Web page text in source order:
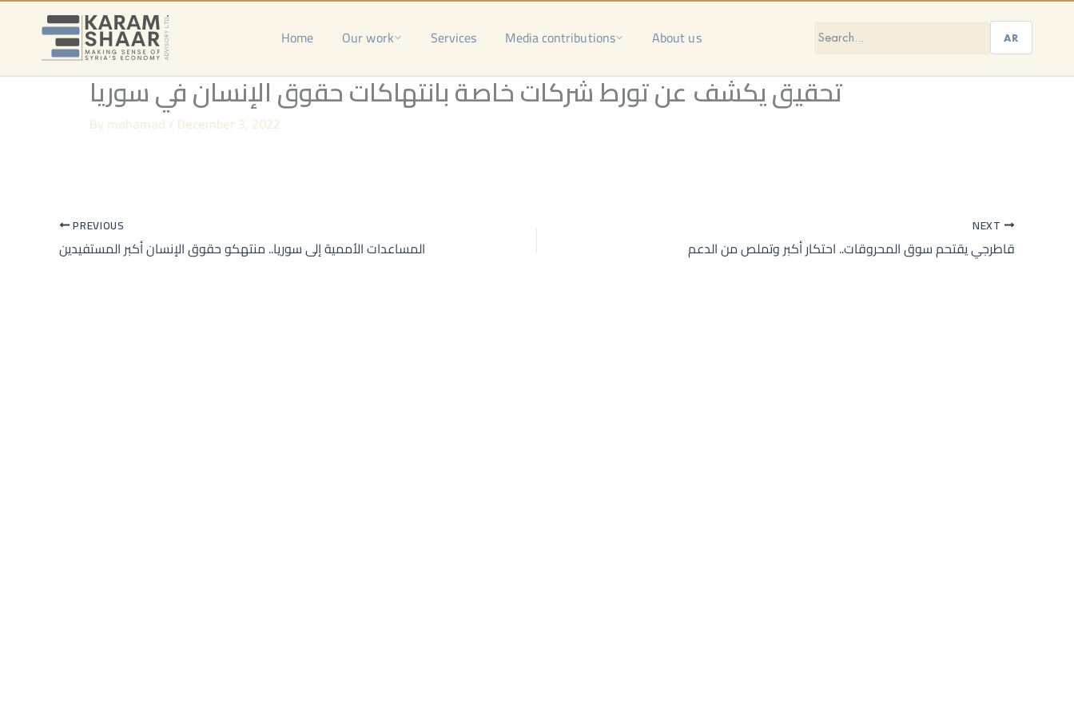
Skip
Home Our work Services Media contributions About us AR
تحقيق يكشف عن تورط شركات خاصة بانتهاكات حقوق الإنسان في سوريا
By mohamad / December 3, 2022
PREVIOUS
المساعدات الأممية إلى سوريا.. منتهكو حقوق الإنسان أكبر المستفيدين
NEXT
قاطرجي يقتحم سوق المحروقات.. احتكار أكبر وتملص من الدعم